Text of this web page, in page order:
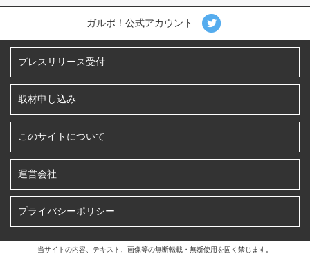
ガルポ！公式アカウント
プレスリリース受付
取材申し込み
このサイトについて
運営会社
プライバシーポリシー
当サイトの内容、テキスト、画像等の無断転載・無断使用を固く禁じます。